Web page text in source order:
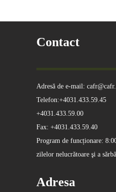
Contact
Adresă de e-mail:
Telefon:+4031.433.59.45
+4031.433.59.00
Fax: +4031.433.59.40
Program de funcționare:
zilelor nelucrătoare şi a
Adresa